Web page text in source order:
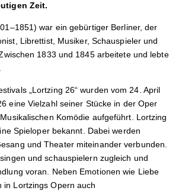
Zeit.
war ein gebürtiger Berliner, der
Librettist, Musiker, Schauspieler und
1833 und 1845 arbeitete und lebte
„Lortzing 26“ wurden vom 24. April
eine Vielzahl seiner Stücke in der Oper
Komödie aufgeführt. Lortzing
Spieloper bekannt. Dabei werden
und Theater miteinander verbunden.
und schauspielern zugleich und
voran. Neben Emotionen wie Liebe
in Lortzings Opern auch